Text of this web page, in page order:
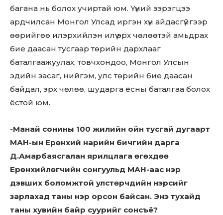
багана нь болох учиртай юм. Үүний зэрэгцээ
ардчилсан Монгол Улсад иргэн хүн айдасгүйгээр
өөрийгөө илэрхийлэн илүү эрх чөлөөтэй амьдрах
бие даасан тусгаар төрийн дархлааг
баталгаажуулах, товчхондоо, Монгол Улсын
эдийн засаг, нийгэм, улс төрийн бие даасан
байдал, эрх чөлөө, шударга ёсны баталгаа болох
ёстой юм.
-Манай сонины 100 жилийн ойн тусгай дугаарт
МАН-ын Ерөнхий нарийн бичгийн дарга
Д.Амарбаясгалан ярилцлага өгөхдөө
Ерөнхийлөгчийн сонгуульд МАН-аас нэр
дэвших боломжтой улстөрчдийн нэрсийг
зарлахад таны нэр орсон байсан. Энэ тухайд
таны хувийн байр суурийг сонсъё?